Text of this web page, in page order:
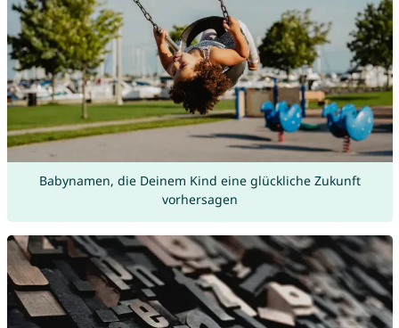
Babynamen, die Deinem Kind eine glückliche Zukunft
vorhersagen